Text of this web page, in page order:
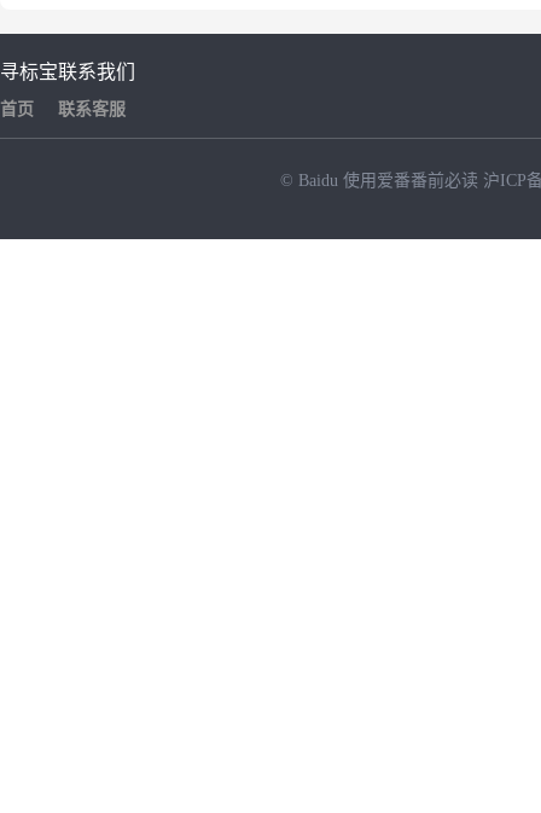
寻标宝
首页
联系我们
联系客服
© Baidu 使用爱番番前必读 沪ICP